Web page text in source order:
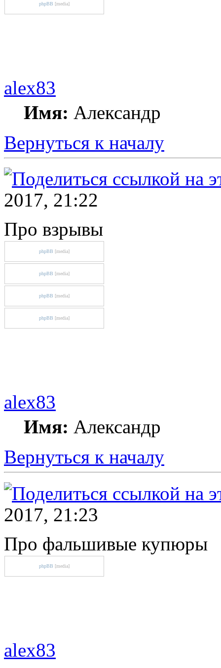
phpBB [media]
alex83
Имя: Александр
Вернуться к началу
2017, 21:22
Про взрывы
phpBB [media]
phpBB [media]
phpBB [media]
phpBB [media]
alex83
Имя: Александр
Вернуться к началу
2017, 21:23
Про фальшивые купюры
phpBB [media]
alex83